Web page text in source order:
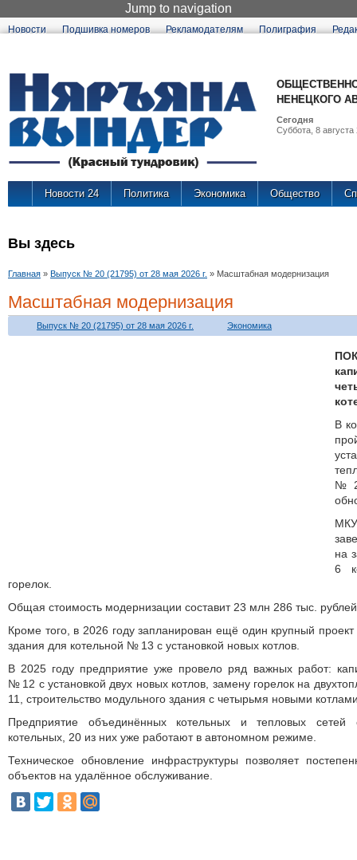
Jump to navigation
Новости Подшивка номеров Рекламодателям Полиграфия
НЕНЕЦКОГО
Сегодня
Суббота, 8 августа
Новости 24 Политика Экономика Общество
Вы здесь
Главная » Выпуск № 20 (21795) от 28 мая 2026 г. » Масштабная модернизация
Масштабная модернизация
Выпуск № 20 (21795) от 28 мая 2026 г. Экономика
В
№
на
6
горелок.
Общая стоимость модернизации составит 23 млн 286 тыс.
Кроме того, в 2026 году запланирован ещё один крупный проект
здания для котельной № 13 с установкой новых котлов.
В 2025 году предприятие уже провело ряд важных работ:
№ 12 с установкой двух новых котлов, замену горелок на
11, строительство модульного здания с четырьмя новыми
Предприятие объединённых котельных и тепловых сетей
котельных, 20 из них уже работают в автономном режиме.
Техническое обновление инфраструктуры позволяет
объектов на удалённое обслуживание.